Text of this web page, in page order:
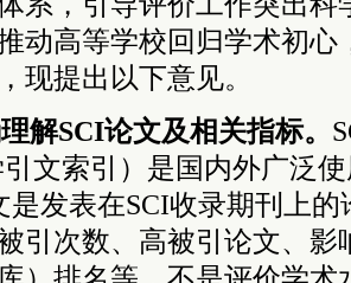
动高等学校回归学术初心
现提出以下意见。
解SCI论文及相关指标。
引文索引）是国内外广泛
是发表在SCI收录期刊上
引次数、高被引论文、影